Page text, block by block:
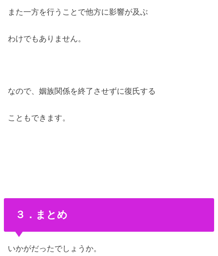
また一方を行うことで他方に影響が及ぶ
わけでもありません。
なので、姻族関係を終了させずに復氏する
こともできます。
３．まとめ
いかがだったでしょうか。